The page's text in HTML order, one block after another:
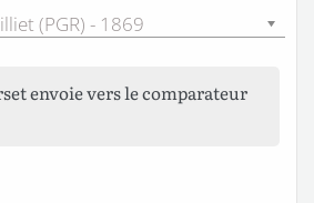
(PGR) - 1869
envoie vers le comparateur